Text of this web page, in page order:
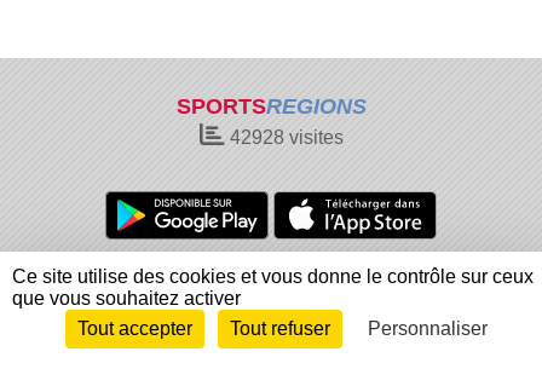
SPORTSREGIONS
42928visites
Charte cookies
Gestion des cookies
Informations légales
Signaler un contenu inapproprié
Envie de participer ?
Connexion
Ce site utilise des cookies et vous donne le contrôle sur ceux
que vous souhaitez activer
Tout accepter
Tout refuser Personnaliser